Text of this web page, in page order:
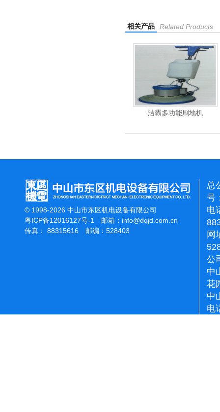
相关产品 Related Products
洁霸多功能刷地机
© 1998-2026 中山市东区机电设备有限公司
粤ICP备12016127号-1
邮箱： info@dqjd.com.cn
传真： 88315616 邮编：528403
总
号
电
网
公
中
花
中
电